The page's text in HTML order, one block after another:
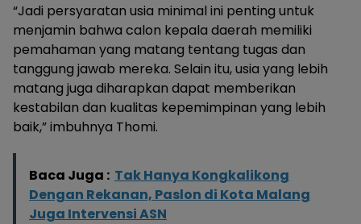
“Jadi persyaratan usia minimal ini penting untuk
menjamin bahwa calon kepala daerah memiliki
pemahaman yang matang tentang tugas dan
tanggung jawab mereka. Selain itu, usia yang lebih
matang juga diharapkan dapat memberikan
kestabilan dan kualitas kepemimpinan yang lebih
baik,” imbuhnya Thomi.
Baca Juga : Tak Hanya Kongkalikong
Dengan Rekanan, Paslon di Kota Malang
Juga Intervensi ASN